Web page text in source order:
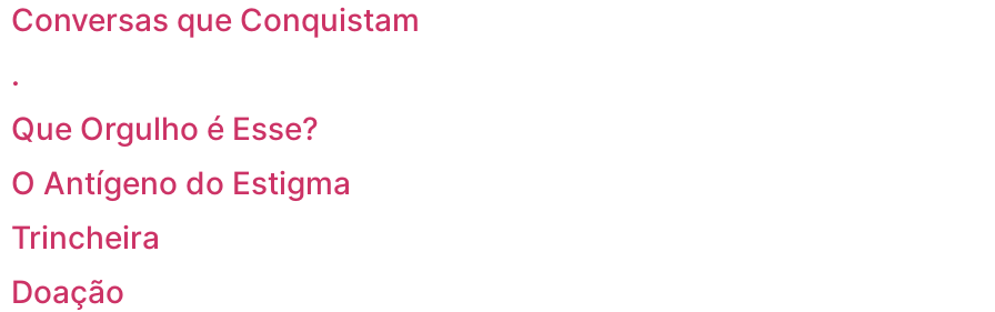
Conversas que Conquistam
.
Que Orgulho é Esse?
O Antígeno do Estigma
Trincheira
Doação